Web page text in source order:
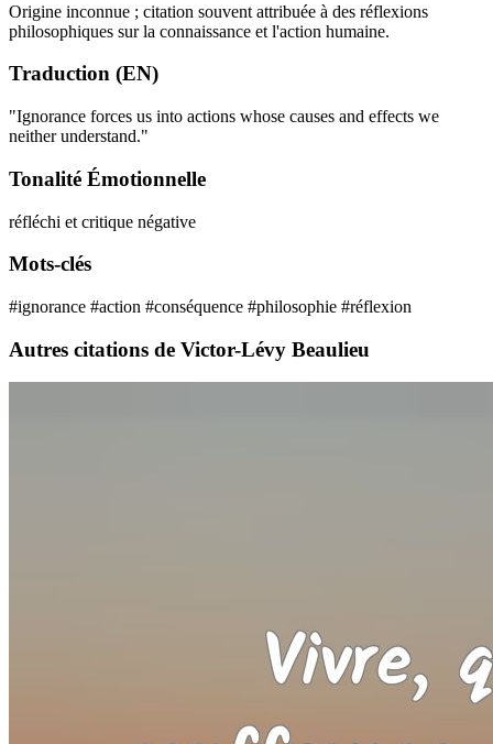
Origine inconnue ; citation souvent attribuée à des réflexions
philosophiques sur la connaissance et l'action humaine.
Traduction (EN)
"Ignorance forces us into actions whose causes and effects we
neither understand."
Tonalité Émotionnelle
réfléchi et critique négative
Mots-clés
#ignorance #action #conséquence #philosophie #réflexion
Autres citations de Victor-Lévy Beaulieu